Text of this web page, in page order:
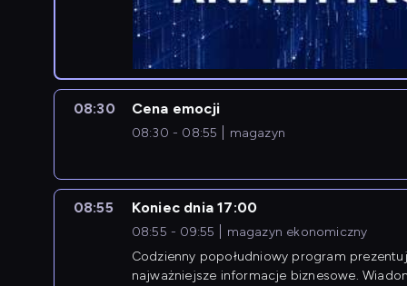
08:30 Cena emocji
08:30 - 08:55 magazyn
08:55 Koniec dnia 17:00
08:55 - 09:55
magazyn ekonomiczny
Codzienny popołudniowy program
najważniejsze informacje biznesowe.